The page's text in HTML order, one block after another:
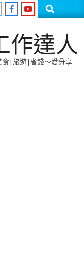
Search
作達人
食|旅遊|省錢～愛分享